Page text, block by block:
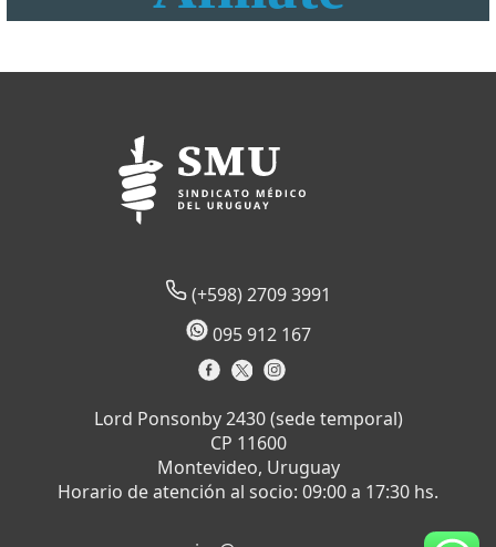
(+598) 2709 3991
095 912 167
Lord Ponsonby 2430 (sede temporal)
CP 11600
Montevideo, Uruguay
Horario de atención al socio: 09:00 a 17:30 hs.